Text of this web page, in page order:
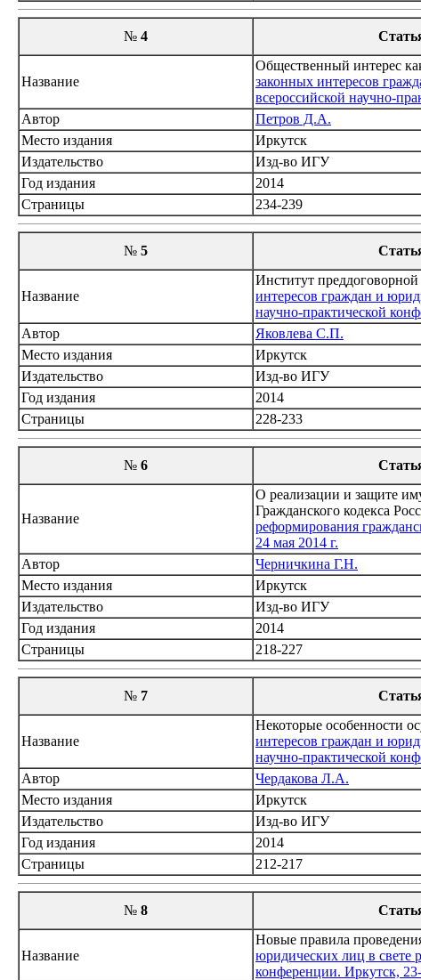
№ 4
Название
Общественный интерес
законных интересов
всероссийской научно-
Автор
Петров Д.А.
Место издания
Иркутск
Издательство
Изд-во ИГУ
Год издания
2014
Страницы
234-239
№ 5
Название
Институт преддоговорной
интересов граждан и
научно-практической
Автор
Яковлева С.П.
Место издания
Иркутск
Издательство
Изд-во ИГУ
Год издания
2014
Страницы
228-233
№ 6
Название
О реализации и защите
Гражданского кодекса
реформирования
24 мая 2014 г.
Автор
Черничкина Г.Н.
Место издания
Иркутск
Издательство
Изд-во ИГУ
Год издания
2014
Страницы
218-227
№ 7
Название
Некоторые особенности
интересов граждан и
научно-практической
Автор
Чердакова Л.А.
Место издания
Иркутск
Издательство
Изд-во ИГУ
Год издания
2014
Страницы
212-217
№ 8
Название
Новые правила
юридических лиц в свете
конференции. Иркутск,